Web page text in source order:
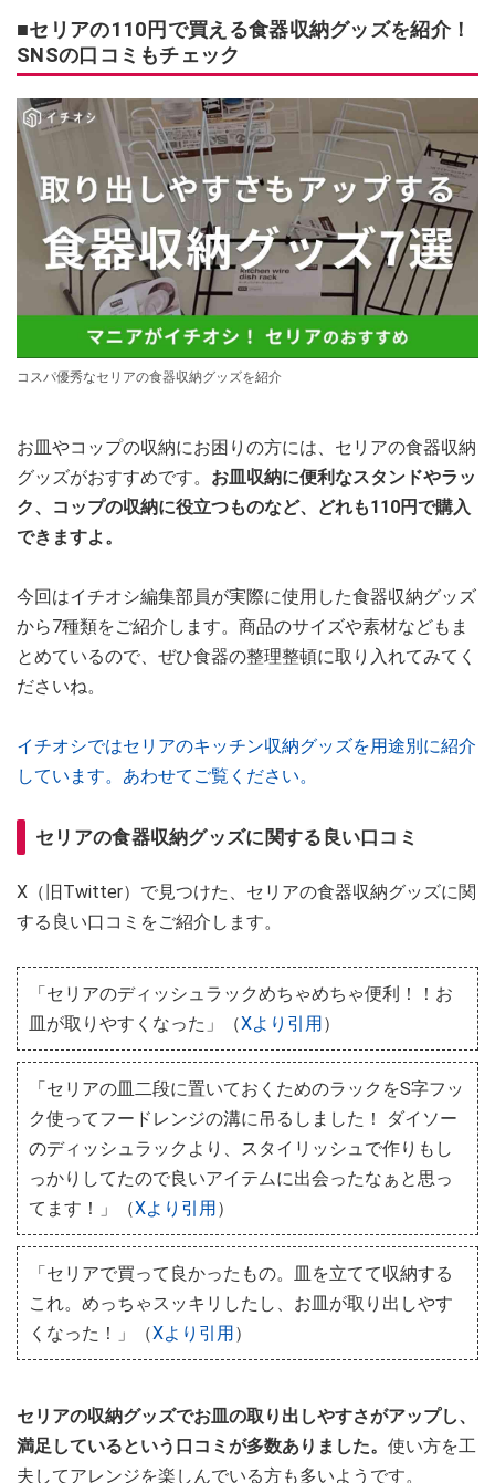
■セリアの110円で買える食器収納グッズを紹介！
SNSの口コミもチェック
コスパ優秀なセリアの食器収納グッズを紹介
お皿やコップの収納にお困りの方には、セリアの食器収納
グッズがおすすめです。 お皿収納に便利なスタンドやラッ
ク、コップの収納に役立つものなど、どれも110円で購入
できますよ。
今回はイチオシ編集部員が実際に使用した食器収納グッズ
から7種類をご紹介します。商品のサイズや素材などもま
とめているので、ぜひ食器の整理整頓に取り入れてみてく
ださいね。
イチオシではセリアのキッチン収納グッズを用途別に紹介
しています。あわせてご覧ください。
セリアの食器収納グッズに関する良い口コミ
X（旧Twitter）で見つけた、セリアの食器収納グッズに関
する良い口コミをご紹介します。
「セリアのディッシュラックめちゃめちゃ便利！！お
皿が取りやすくなった」（Xより引用 ）
「セリアの皿二段に置いておくためのラックをS字フッ
ク使ってフードレンジの溝に吊るしました！ ダイソー
のディッシュラックより、スタイリッシュで作りもし
っかりしてたので良いアイテムに出会ったなぁと思っ
てます！」（Xより引用 ）
「セリアで買って良かったもの。皿を立てて収納する
これ。めっちゃスッキリしたし、お皿が取り出しやす
くなった！」（Xより引用 ）
セリアの収納グッズでお皿の取り出しやすさがアップし、
満足しているという口コミが多数ありました。 使い方を工
夫してアレンジを楽しんでいる方も多いようです。